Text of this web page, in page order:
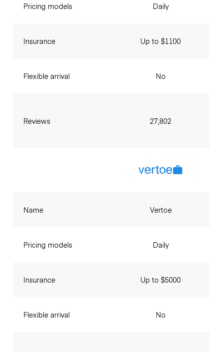
Pricing models
Insurance
Flexible arrival
Reviews
Daily
Up to $1100
No
27,802
Name
Pricing models
Insurance
Flexible arrival
Vertoe
Daily
Up to $5000
No